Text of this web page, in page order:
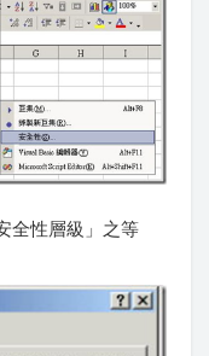
全性層級」之等